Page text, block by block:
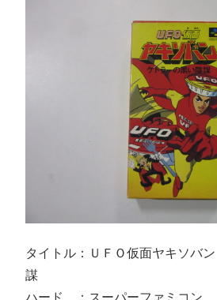
タイトル：ＵＦＯ仮面ヤキソバ
謀
ハード ：スーパーファミコン